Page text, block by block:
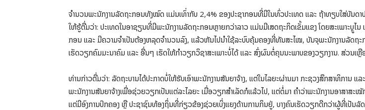
ຈໍານວນພະນັກງານລັດຖະກອນທັງໝົດ ແມ່ນເທົ່າກັບ 2,4% ຂອງປະຊາກອນທີ່ມີໃນທົ່ວປະເທດ ແລະ ຖ້າທຽບໃສ່ບັນ
ໃຫ້ຮູ້ຕື່ມວ່າ: ປະເທດໃນອາຊຽນທີ່ມີພະນັກງານລັດຖະກອນຫຼາຍກວ່າລາວ ແມ່ນມີເສດຖະກິດເຂັ້ມແຂງ ໂດຍສະເພາະບຼູໄ
ກອນ ແລະ ມີຄວາມຈໍາເປັນຕ້ອງຫລຸດຈໍານວນລົງ, ແລ້ວຫັນໄປນໍາໃຊ້ລະບົບຄຸ້ມຄອງທີ່ທັນສະໄໝ, ບັນຈຸພະນັກງານລັດຖ
ເຮັດວຽກຄົມມະນາຄົມ ແລະ ອື່ນໆ ເຮັດໃຫ້ກໍາວຽກວິຊາສະເພາະບໍ່ໄດ້ ແລະ ສົ່ງຜົນຕໍ່ຄຸນນະພາບຂອງວຽກງານ. ສ່ວ
ທ່ານກ່າວຕື່ມວ່າ: ລັດຖະບານໄດ້ປະກາດບໍ່ໃຫ້ຮັບເອົາພະນັກງານສັນຍາຈ້າງ, ແຕ່ໃນໄລຍະຜ່ານມາ ກະຊວງສຶກສາທິການ ແ
ພະນັກງານສັນຍາຈ້າງເພື່ອຊ່ວຍວຽກເປັນແຕ່ລະໄລຍະ ເມື່ອວຽກສໍາເລັດກໍແລ້ວໄປ, ແຕ່ຕໍ່ມາ ຄໍາວ່າພະນັກງານອາສາສະ
ແຕ່ມີອົງການປົກຄອງ ຫຼື ປະຊາຊົນທ້ອງຖິ່ນທີ່ກ່ຽວຂ້ອງຊ່ວຍເບິ່ງແຍງດ້ານການກິນຢູ່, ບາງຄົນເຮັດວຽກດີກວ່າຜູ້ທີ່ເປັນ